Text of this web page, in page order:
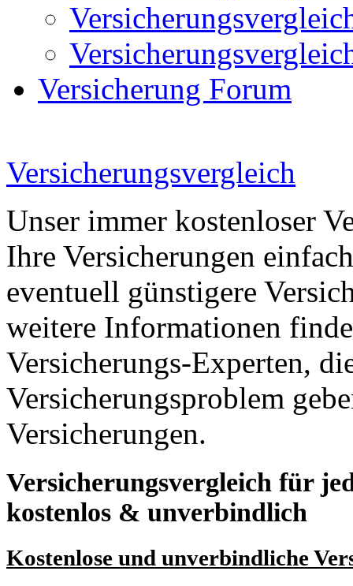
Versicherung Forum
Versicherungsvergleich
Unser immer kostenloser
Ihre Versicherungen
eventuell günstigere
weitere Informationen
Versicherungs-Experten,
Versicherungsproblem
Versicherungen.
Versicherungsvergleich für
kostenlos & unverbindlich
Kostenlose und unverbindliche